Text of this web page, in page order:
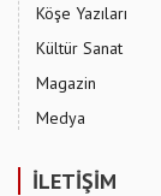
Köşe Yazıları
Kültür Sanat
Magazin
Medya
İLETİŞİM